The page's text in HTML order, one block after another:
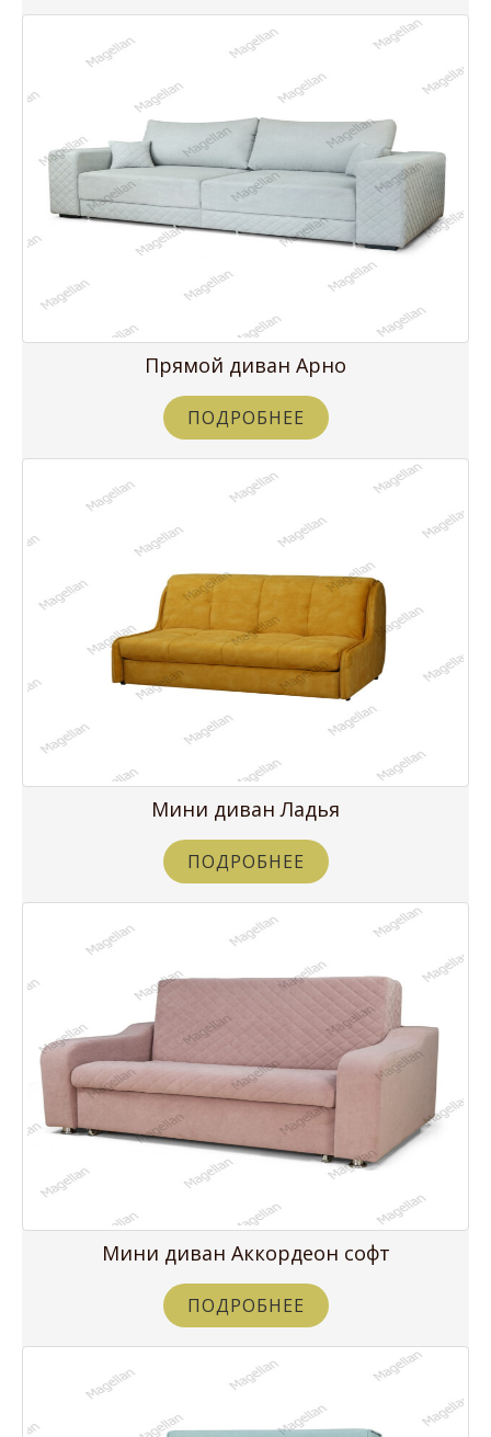
Прямой диван Арно
ПОДРОБНЕЕ
Мини диван Ладья
ПОДРОБНЕЕ
Мини диван Аккордеон софт
ПОДРОБНЕЕ